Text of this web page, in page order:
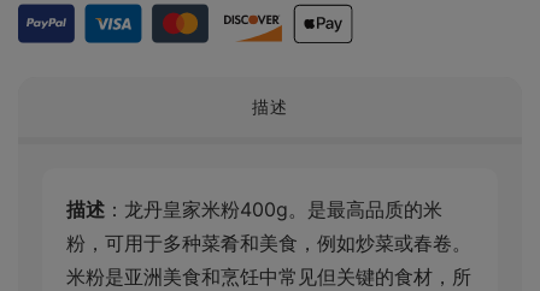
描述
描述 ：龙丹皇家米粉400g。是最高品质的米
粉，可用于多种菜肴和美食，例如炒菜或春卷。
米粉是亚洲美食和烹饪中常见但关键的食材，所